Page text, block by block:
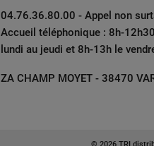
04.76.36.80.00 - Appel non
Accueil téléphonique : 8h-
lundi au jeudi et 8h-13h le
ZA CHAMP MOYET - 38470
© 2026 TRI